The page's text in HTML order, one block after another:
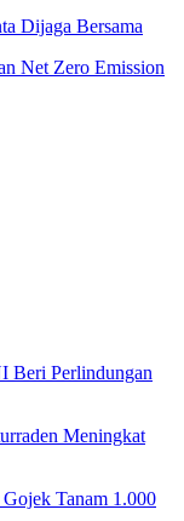
Dijaga Bersama
Net Zero Emission
Beri Perlindungan
Meningkat
Tanam 1.000